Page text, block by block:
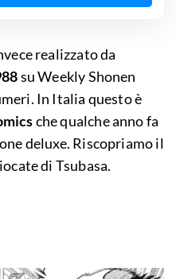
realizzato da
su Weekly Shonen
In Italia questo è
che qualche anno fa
deluxe. Riscopriamo il
di Tsubasa.